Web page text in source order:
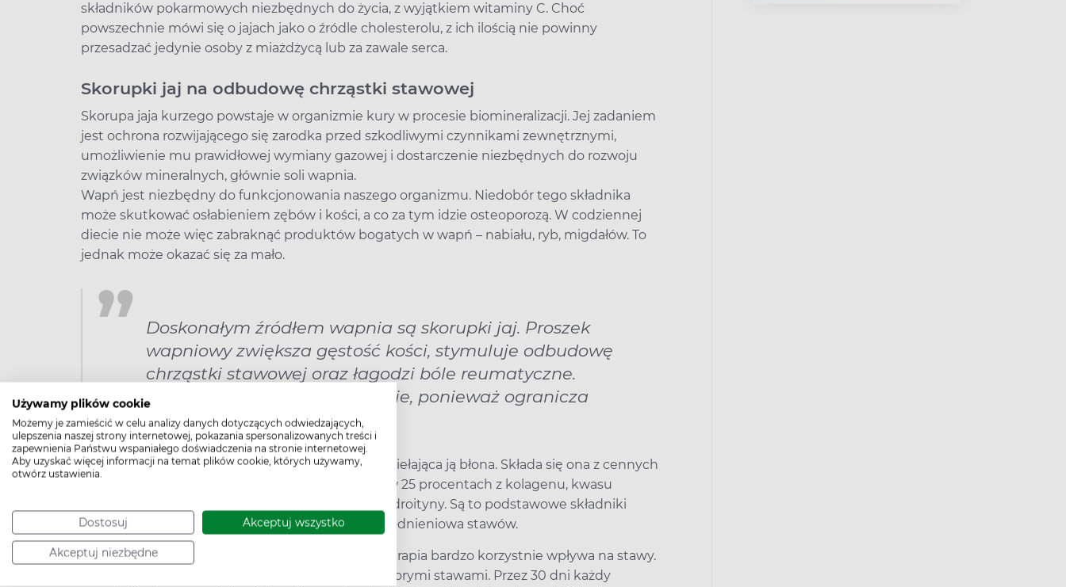
Używamy plików cookie
Możemy je zamieścić w celu analizy danych dotyczących odwiedzających,
ulepszenia naszej strony internetowej, pokazania spersonalizowanych treści i
zapewnienia Państwu wspaniałego doświadczenia na stronie internetowej.
Aby uzyskać więcej informacji na temat plików cookie, których używamy,
otwórz ustawienia.
Dostosuj Akceptuj wszystko
Akceptuj niezbędne
składników pokarmowych niezbędnych do życia, z wyjątkiem witaminy C. Choć
powszechnie mówi się o jajach jako o źródle cholesterolu, z ich ilością nie powinny
przesadzać jedynie osoby z miażdżycą lub za zawale serca.
Skorupki jaj na odbudowę chrząstki stawowej
Skorupa jaja kurzego powstaje w organizmie kury w procesie biomineralizacji. Jej zadaniem
jest ochrona rozwijającego się zarodka przed szkodliwymi czynnikami zewnętrznymi,
umożliwienie mu prawidłowej wymiany gazowej i dostarczenie niezbędnych do rozwoju
związków mineralnych, głównie soli wapnia.
Wapń jest niezbędny do funkcjonowania naszego organizmu. Niedobór tego składnika
może skutkować osłabieniem zębów i kości, a co za tym idzie osteoporozą. W codziennej
diecie nie może więc zabraknąć produktów bogatych w wapń – nabiału, ryb, migdałów. To
jednak może okazać się za mało.
Doskonałym źródłem wapnia są skorupki jaj. Proszek
wapniowy zwiększa gęstość kości, stymuluje odbudowę
chrząstki stawowej oraz łagodzi bóle reumatyczne.
Wspomaga także odchudzanie, ponieważ ogranicza
wchłaniania tłuszczu.
Wewnątrz każdej skorupki znajduje się biała, wyściełająca ją błona. Składa się ona z cennych
substancji: przede wszystkim białka, ale również w 25 procentach z kolagenu, kwasu
hialuronowego, glukozaminy oraz siarczanu chondroityny. Są to podstawowe składniki
zalecane osobom, którym dokucza choroba zwyrodnieniowa stawów.
Amerykańscy badacze potwierdzili, że skorupkoterapia bardzo korzystnie wpływa na stawy.
Efekt działania zbadano na grupie pacjentów z chorymi stawami. Przez 30 dni każdy